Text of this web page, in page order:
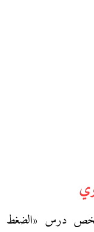
ملخص درس «الضغط